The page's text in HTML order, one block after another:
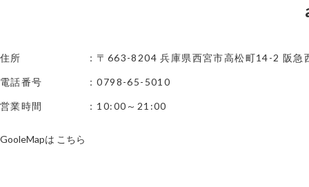
住所 ：〒663-8204 兵庫県西宮市高松町14-2 阪急
電話番号 ：0798-65-5010
営業時間 ：10:00～21:00
GooleMapは こちら